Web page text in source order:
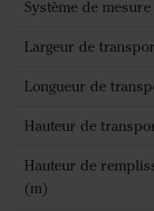
Système de mesure
Largeur de
Longueur de
Hauteur de
Hauteur de
(m)